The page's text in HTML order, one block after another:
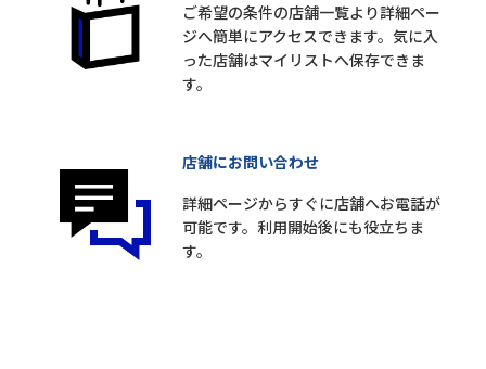
ご希望の条件の店舗一覧より詳細ペー
ジへ簡単にアクセスできます。気に入
った店舗はマイリストへ保存できま
す。
店舗にお問い合わせ
詳細ページからすぐに店舗へお電話が
可能です。利用開始後にも役立ちま
す。